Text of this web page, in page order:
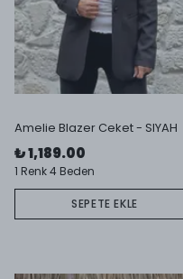
Amelie Blazer Ceket - SIYAH
₺ 1,189.00
1 Renk 4 Beden
SEPETE EKLE